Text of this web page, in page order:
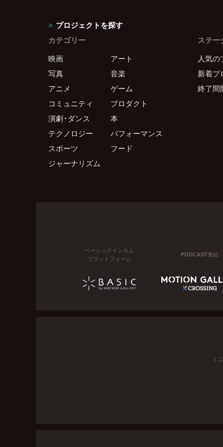
プロジェクトを探す
カテゴリー
映画
アート
写真
音楽
アニメ
ゲーム
コミュニティ
プロダクト
演劇・ダンス
本
テクノロジー
パフォーマンス
スポーツ
フード
ジャーナリズム
ステー
人気の
新着プ
終了間
ベーシックインカム
プラットフォーム
PODCAST番組
ミ